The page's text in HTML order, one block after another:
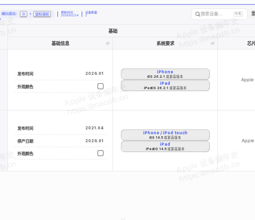
横向滚动： ⇧ + 鼠标滚轮
更新时间：
2026/02/24
设备数量：
2
搜索设备... ⌘ K
基础
基础信息 系统要求 芯
发布时间 2026.01
外观颜色
iPhone
iOS 26.2.1 或更高版本
iPad
iPadOS 26.2.1 或更高版本
Apple
发布时间 2021.04
停产日期 2026.01
外观颜色
iPhone / iPod touch
iOS 14.5 或更高版本
iPad
iPadOS 14.5 或更高版本
Apple